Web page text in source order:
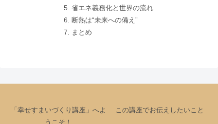
省エネ義務化と世界の流れ
断熱は“未来への備え”
まとめ
「幸せすまいづくり講座」へよ
うこそ！
この講座でお伝えしたいこと